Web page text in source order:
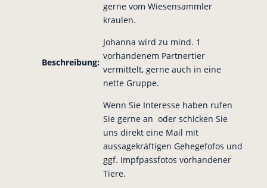
Beschreibung:
gerne vom Wiesensammler
kraulen.
Johanna wird zu mind. 1
vorhandenem Partnertier
vermittelt, gerne auch in eine
nette Gruppe.
Wenn Sie Interesse haben rufen
Sie gerne an oder schicken Sie
uns direkt eine Mail mit
aussagekräftigen Gehegefofos und
ggf. Impfpassfotos vorhandener
Tiere.